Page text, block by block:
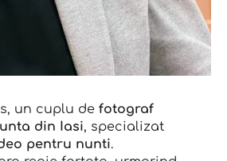
un cuplu de fotograf
din Iasi, specializat
pentru nunti.